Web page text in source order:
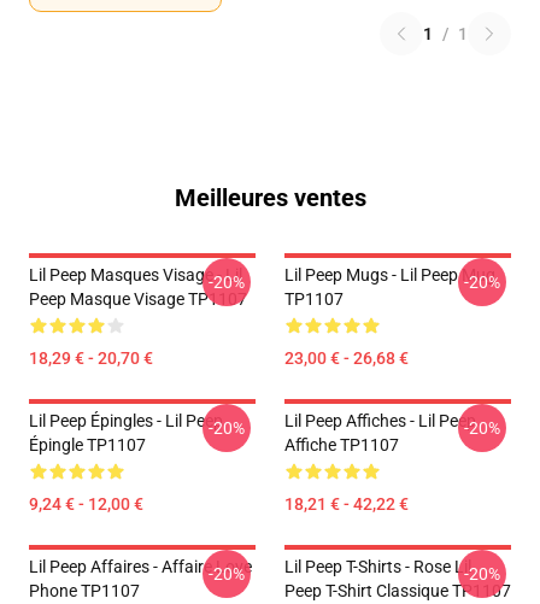
1 / 1
Meilleures ventes
Lil Peep Masques Visage - Lil
Peep Masque Visage TP1107
18,29 € - 20,70 €
-20%
Lil Peep Mugs - Lil Peep Mug
TP1107
23,00 € - 26,68 €
-20%
Lil Peep Épingles - Lil Peep
Épingle TP1107
9,24 € - 12,00 €
-20%
Lil Peep Affiches - Lil Peep
Affiche TP1107
18,21 € - 42,22 €
-20%
Lil Peep Affaires - Affaire Love
Phone TP1107
-20%
Lil Peep T-Shirts - Rose Lil
Peep T-Shirt Classique TP1107
-20%